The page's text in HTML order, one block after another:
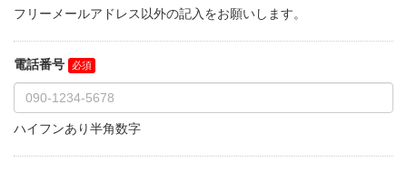
フリーメールアドレス以外の記入をお願いします。
電話番号
ハイフンあり半角数字